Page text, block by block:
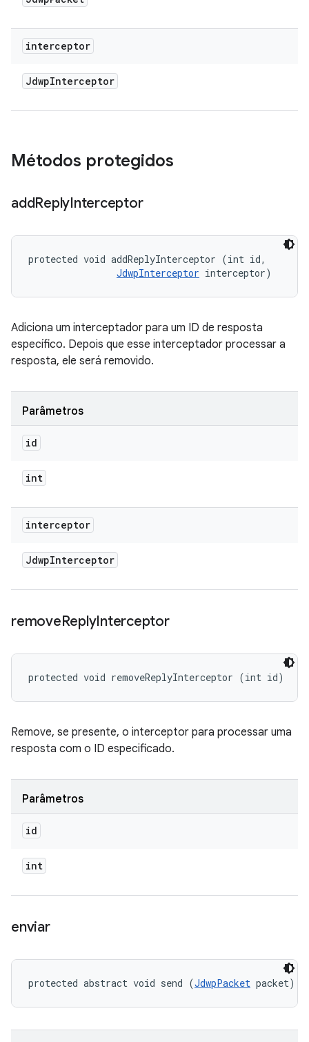
interceptor
JdwpInterceptor
Métodos protegidos
addReplyInterceptor
protected void addReplyInterceptor (int id,
JdwpInterceptor interceptor)
Adiciona um interceptador para um ID de resposta
específico. Depois que esse interceptador processar a
resposta, ele será removido.
Parâmetros
id
int
interceptor
JdwpInterceptor
removeReplyInterceptor
protected void removeReplyInterceptor (int id)
Remove, se presente, o interceptor para processar uma
resposta com o ID especificado.
Parâmetros
id
int
enviar
protected abstract void send (JdwpPacket packet)